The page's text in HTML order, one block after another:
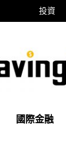
投資
國際金融